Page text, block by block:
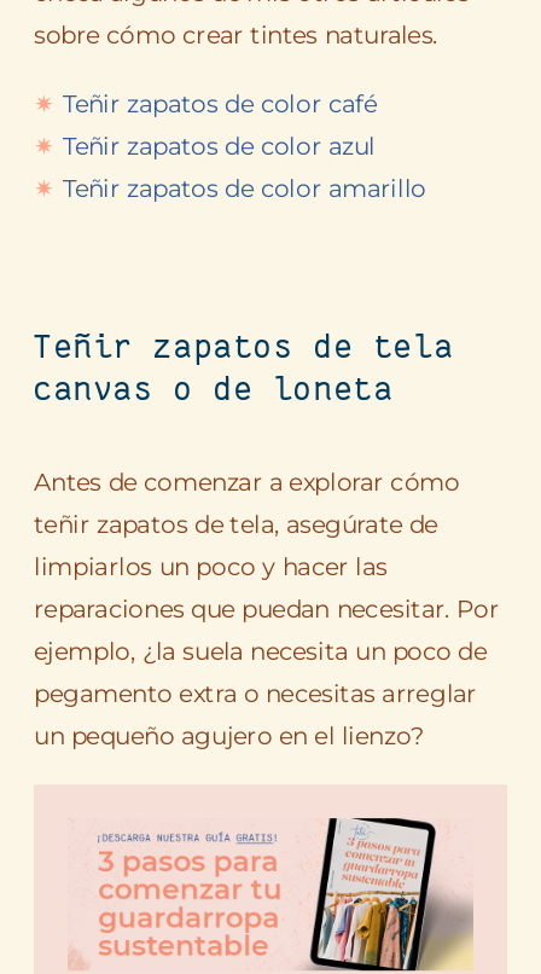
sobre cómo crear tintes naturales.
Teñir zapatos de color café
Teñir zapatos de color azul
Teñir zapatos de color amarillo
Teñir zapatos de tela
canvas o de loneta
Antes de comenzar a explorar cómo
teñir zapatos de tela, asegúrate de
limpiarlos un poco y hacer las
reparaciones que puedan necesitar. Por
ejemplo, ¿la suela necesita un poco de
pegamento extra o necesitas arreglar
un pequeño agujero en el lienzo?